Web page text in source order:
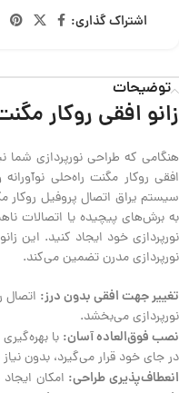
اشتراک گذاری:
توضیحات
زانو افقی روکار
هنگامی که طراحی نورپردازی شما
افقی روکار مگنت راه‌حلی
سیستم یراق اتصال پروفیل روکار
به برش‌های پیچیده یا اتصالات
نورپردازی خود ایجاد کنید. این
نورپردازی مدرن تضمین می‌کند.
تغییر جهت افقی بدون درز: اتصال
نورپردازی می‌بخشد.
نصب فوق‌العاده آسان: با
در جای خود قرار می‌گیرد، بدون نیاز
انعطاف‌پذیری طراحی: امکان